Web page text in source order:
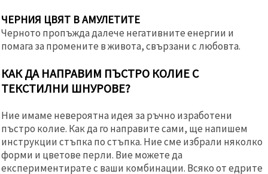
ЧЕРНИЯ ЦВЯТ В АМУЛЕТИТЕ
Черното пропъжда далече негативните енергии и
помага за промените в живота, свързани с любовта.
КАК ДА НАПРАВИМ ПЪСТРО КОЛИЕ С
ТЕКСТИЛНИ ШНУРОВЕ?
Ние имаме невероятна идея за ръчно изработени
пъстро колие. Как да го направите сами, ще напишем
инструкции стъпка по стъпка. Ние сме избрали няколко
форми и цветове перли. Вие можете да
експериментирате с ваши комбинации. Всяко от едрите